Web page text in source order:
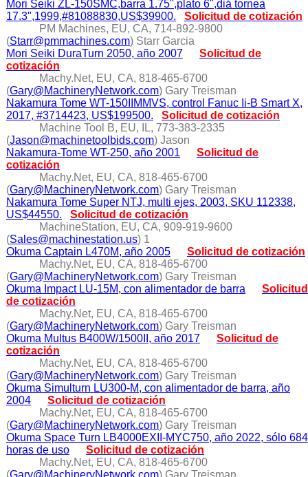
Mori Seiki ZL-150SMC,barra 1.75",plato 6",diá tornea
17.3",1999,#81088830,US$39900.
Solicitud de cotización
PM Machines, EU, CA, 714-892-9800
(Starr@pmmachines.com) Starr Garcia
Mori Seiki DuraTurn 2050, año 2007
Solicitud de
cotización
Machy.Net, EU, CA, 818-465-6700
(Gary@MachineryNetwork.com) Gary Treisman
Nakamura Tome WT-150IIMMVS, control Fanuc Ii-B Smart X,
2017, #3714423, US$199500.
Solicitud de cotización
Machine Tool B, EU, IL, 773-383-2335
(Jason@machinetoolbids.com) Jason
Nakamura-Tome WT-250, año 2001
Solicitud de
cotización
Machy.Net, EU, CA, 818-465-6700
(Gary@MachineryNetwork.com) Gary Treisman
Nakamura Tome Super NTJ, multi ejes, 2003, SKU 112338,
US$44550.
Solicitud de cotización
MachineStation, EU, CA, 909-919-9600
(Sales@machinestation.us) 1
Okuma Captain L470M, año 2005
Solicitud de cotización
Machy.Net, EU, CA, 818-465-6700
(Gary@MachineryNetwork.com) Gary Treisman
Okuma Impact LU-15M, con alimentador de barra
Solicitud
de cotización
Machy.Net, EU, CA, 818-465-6700
(Gary@MachineryNetwork.com) Gary Treisman
Okuma Multus B400W/1500II, año 2017
Solicitud de
cotización
Machy.Net, EU, CA, 818-465-6700
(Gary@MachineryNetwork.com) Gary Treisman
Okuma Simulturn LU300-M, con alimentador de barra, año
2004
Solicitud de cotización
Machy.Net, EU, CA, 818-465-6700
(Gary@MachineryNetwork.com) Gary Treisman
Okuma Space Turn LB4000EXII-MYC750, año 2022, sólo 684
horas de uso
Solicitud de cotización
Machy.Net, EU, CA, 818-465-6700
(Gary@MachineryNetwork.com) Gary Treisman